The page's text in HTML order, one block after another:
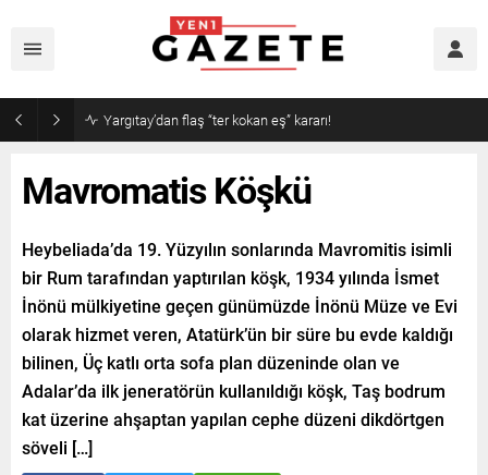
Yargıtay’dan flaş “ter kokan eş” kararı!
Mavromatis Köşkü
Heybeliada’da 19. Yüzyılın sonlarında Mavromitis isimli
bir Rum tarafından yaptırılan köşk, 1934 yılında İsmet
İnönü mülkiyetine geçen günümüzde İnönü Müze ve Evi
olarak hizmet veren, Atatürk’ün bir süre bu evde kaldığı
bilinen, Üç katlı orta sofa plan düzeninde olan ve
Adalar’da ilk jeneratörün kullanıldığı köşk, Taş bodrum
kat üzerine ahşaptan yapılan cephe düzeni dikdörtgen
söveli […]